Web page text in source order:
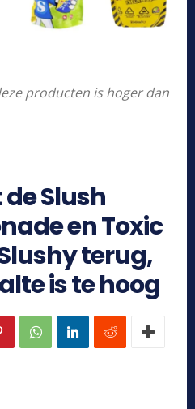
producten is hoger dan
Slush
en Toxic
terug,
is te hoog